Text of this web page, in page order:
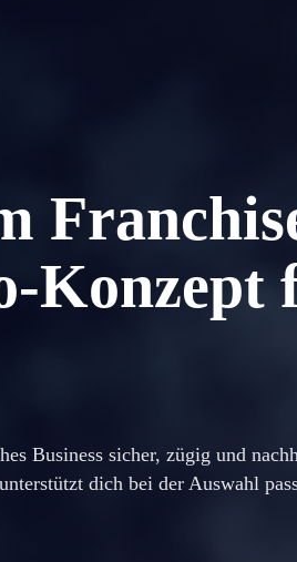
Business sicher, zügig und
dich bei der Auswahl